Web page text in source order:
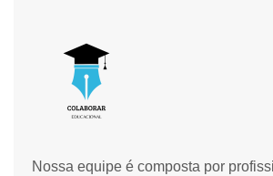
Nossa equipe é composta por